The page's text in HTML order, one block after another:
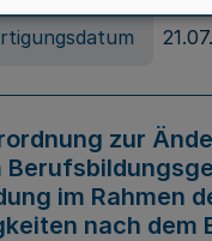
zur
im Rahmen
nach